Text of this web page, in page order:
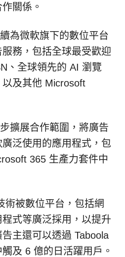
關係。
為微軟旗下的數位平台
務，包括全球最受歡迎
、全球領先的 AI 瀏覽
及其他 Microsoft
擴展合作範圍，將廣告
泛使用的應用程式，包
365 生產力套件中
術被數位平台，包括網
式等廣泛採用，以提升
主還可以透過 Taboola
及 6 億的日活躍用戶。